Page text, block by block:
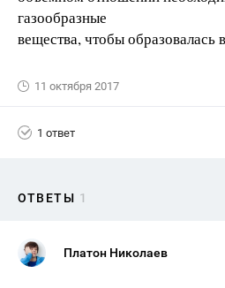
газообразные
вещества, чтобы образовалась
11 октября 2017
1 ответ
ОТВЕТЫ 1
Платон Николаев